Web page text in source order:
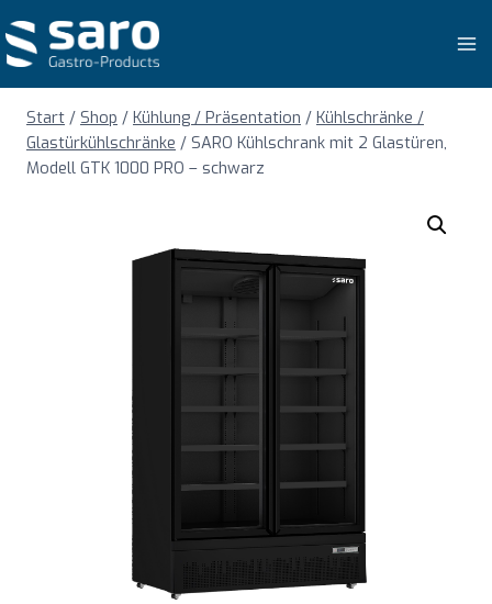
Inhalt
springen
Start / Shop / Kühlung / Präsentation / Kühlschränke /
Glastürkühlschränke / SARO Kühlschrank mit 2 Glastüren,
Modell GTK 1000 PRO – schwarz